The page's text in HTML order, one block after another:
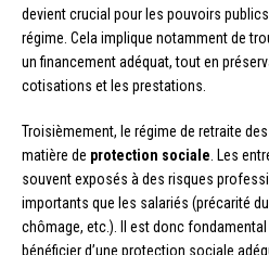
devient crucial pour les pouvoirs
régime. Cela implique notamment de
un financement adéquat, tout en
cotisations et les prestations.
Troisièmement, le régime de retraite
matière de protection sociale . Les
souvent exposés à des risques
importants que les salariés (précarité
chômage, etc.). Il est donc
bénéficier d’une protection sociale